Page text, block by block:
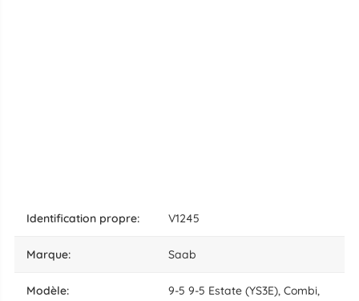
identification propre: V1245
marque: Saab
modèle:
9-5 9-5 Estate (YS3E), Combi,